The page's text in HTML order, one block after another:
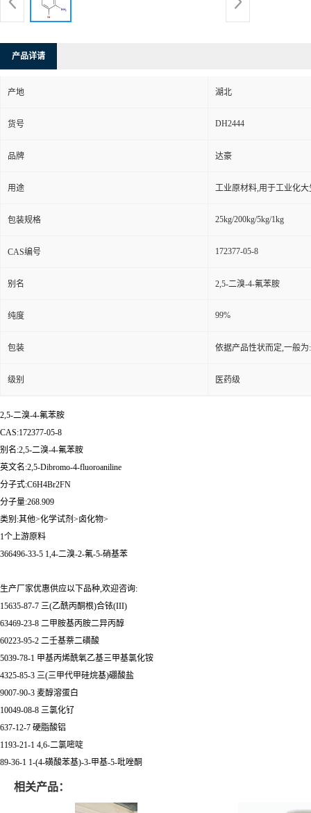
产品详请
产地 湖北
货号 DH2444
品牌 达豪
用途 工业原材料,用于工业化大
包装规格 25kg/200kg/5kg/1kg
CAS编号 172377-05-8
别名 2,5-二溴-4-氟苯胺
纯度 99%
包装 依据产品性状而定,一般
级别 医药级
2,5-二溴-4-氟苯胺
CAS:172377-05-8
别名:2,5-二溴-4-氟苯胺
英文名:2,5-Dibromo-4-fluoroaniline
分子式:C6H4Br2FN
分子量:268.909
类别:其他>化学试剂>卤化物>
1个上游原料
366496-33-5 1,4-二溴-2-氟-5-硝基苯
生产厂家优惠供应以下品种,欢迎咨询:
15635-87-7 三(乙酰丙酮根)合铱(III)
63469-23-8 二甲胺基丙胺二异丙醇
60223-95-2 二壬基萘二磺酸
5039-78-1 甲基丙烯酰氧乙基三甲基氯化铵
4325-85-3 三(三甲代甲硅烷基)硼酸盐
9007-90-3 麦醇溶蛋白
10049-08-8 三氯化钌
637-12-7 硬脂酸铝
1193-21-1 4,6-二氯嘧啶
89-36-1 1-(4-磺酸苯基)-3-甲基-5-吡唑酮
相关产品：